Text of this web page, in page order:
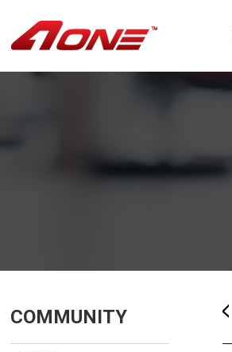
COMMUNITY